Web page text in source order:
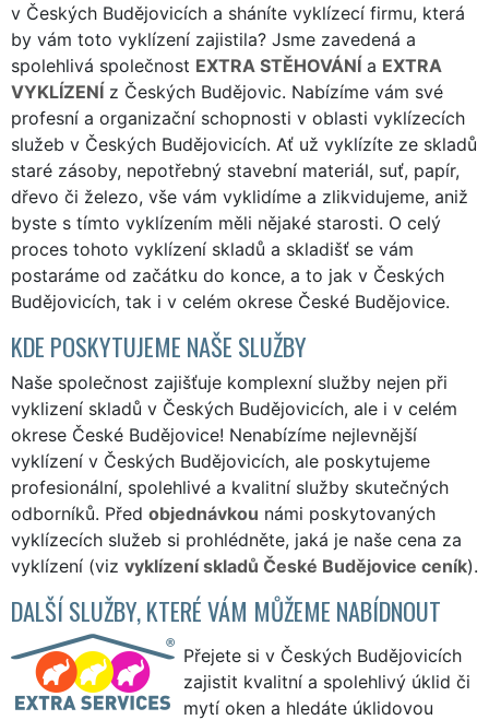
v Českých Budějovicích a sháníte vyklízecí firmu, která
by vám toto vyklízení zajistila? Jsme zavedená a
spolehlivá společnost EXTRA STĚHOVÁNÍ a EXTRA
VYKLÍZENÍ z Českých Budějovic. Nabízíme vám své
profesní a organizační schopnosti v oblasti vyklízecích
služeb v Českých Budějovicích. Ať už vyklízíte ze skladů
staré zásoby, nepotřebný stavební materiál, suť, papír,
dřevo či železo, vše vám vyklidíme a zlikvidujeme, aniž
byste s tímto vyklízením měli nějaké starosti. O celý
proces tohoto vyklízení skladů a skladišť se vám
postaráme od začátku do konce, a to jak v Českých
Budějovicích, tak i v celém okrese České Budějovice.
KDE POSKYTUJEME NAŠE SLUŽBY
Naše společnost zajišťuje komplexní služby nejen při
vyklizení skladů v Českých Budějovicích, ale i v celém
okrese České Budějovice! Nenabízíme nejlevnější
vyklízení v Českých Budějovicích, ale poskytujeme
profesionální, spolehlivé a kvalitní služby skutečných
odborníků. Před objednávkou námi poskytovaných
vyklízecích služeb si prohlédněte, jaká je naše cena za
vyklízení (viz vyklízení skladů České Budějovice ceník).
DALŠÍ SLUŽBY, KTERÉ VÁM MŮŽEME NABÍDNOUT
Přejete si v Českých Budějovicích
zajistit kvalitní a spolehlivý úklid či
mytí oken a hledáte úklidovou